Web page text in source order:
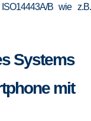
B wie z.B.
Systems
mit